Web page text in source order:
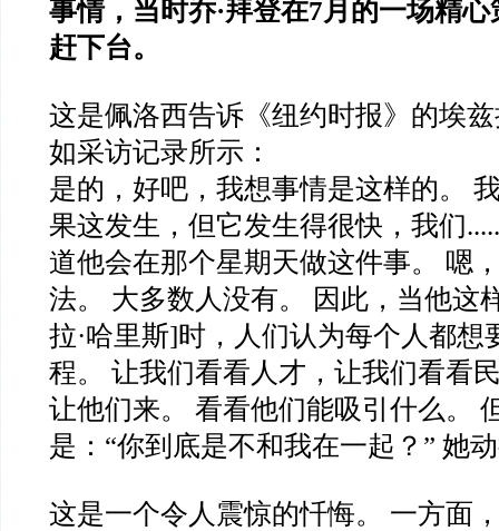
事情，当时乔·拜登在7月的一场精
赶下台。
这是佩洛西告诉《纽约时报》的埃
如采访记录所示：
是的，好吧，我想事情是这样的。
果这发生，但它发生得很快，我们
道他会在那个星期天做这件事。 嗯
法。 大多数人没有。 因此，当他这
拉·哈里斯]时，人们认为每个人都想
程。 让我们看看人才，让我们看看
让他们来。 看看他们能吸引什么。
是：“你到底是不和我在一起？” 她
这是一个令人震惊的忏悔。 一方面